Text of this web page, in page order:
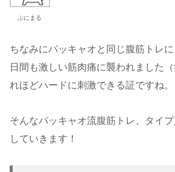
ぷにまる
ちなみにパッキャオと同じ腹筋トレ
日間も激しい筋肉痛に襲われました
れほどハードに刺激できる証ですね。
そんなパッキャオ流腹筋トレ、タイ
していきます！